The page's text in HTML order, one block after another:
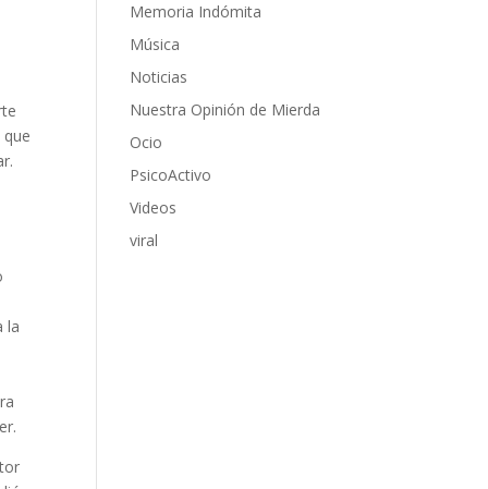
la
Memoria Indómita
Música
Noticias
Nuestra Opinión de Mierda
Ocio
PsicoActivo
Videos
viral